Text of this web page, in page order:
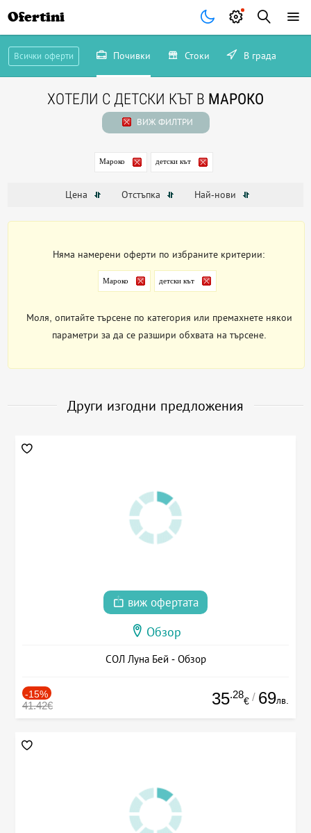
Ofertini
Всички оферти Почивки Стоки В града
ХОТЕЛИ С ДЕТСКИ КЪТ В МАРОКО
ВИЖ ФИЛТРИ
Мароко детски кът
Цена Отстъпка Най-нови
Няма намерени оферти по избраните критерии:
Мароко детски кът
Моля, опитайте търсене по категория или премахнете някои
параметри за да се разшири обхвата на търсене.
Други изгодни предложения
виж офертата
Обзор
СОЛ Луна Бей - Обзор
-15%
41.42€ 35.28
€ / 69лв.